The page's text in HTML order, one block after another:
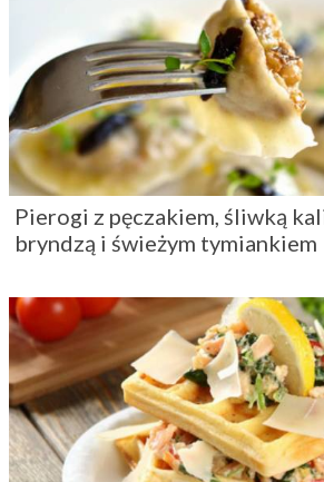
Pierogi z pęczakiem, śliwką
bryndzą i świeżym tymiankiem